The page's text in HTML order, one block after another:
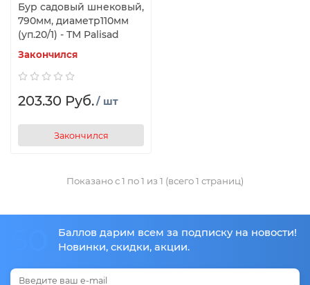
Бур садовый шнековый,
790мм, диаметр110мм
(уп.20/1) - ТМ Palisad
Закончился
203.30 Руб./ шт
Закончился
Показано с 1 по 1 из 1 (всего 1 страниц)
Баллов дарим всем за подписку на новости!
Новинки, скидки, акции.